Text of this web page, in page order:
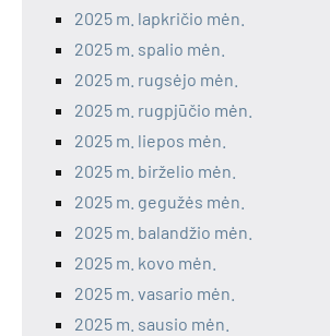
2025 m. lapkričio mėn.
2025 m. spalio mėn.
2025 m. rugsėjo mėn.
2025 m. rugpjūčio mėn.
2025 m. liepos mėn.
2025 m. birželio mėn.
2025 m. gegužės mėn.
2025 m. balandžio mėn.
2025 m. kovo mėn.
2025 m. vasario mėn.
2025 m. sausio mėn.